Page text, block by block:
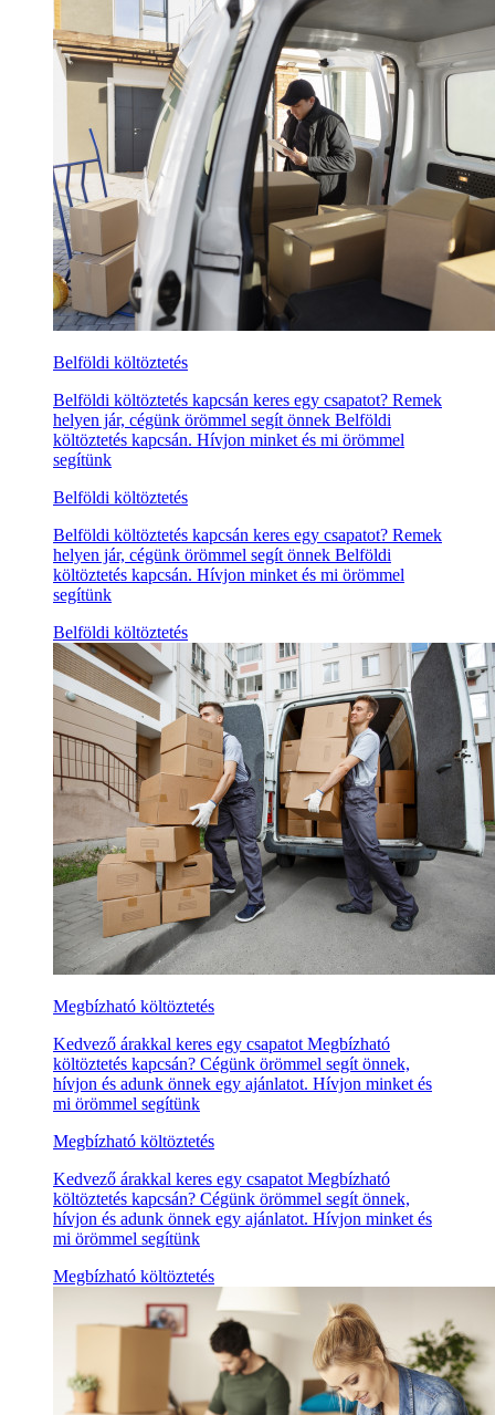
Belföldi költöztetés
Belföldi költöztetés kapcsán keres egy csapatot? Remek
helyen jár, cégünk örömmel segít önnek Belföldi
költöztetés kapcsán. Hívjon minket és mi örömmel
segítünk
Belföldi költöztetés
Belföldi költöztetés kapcsán keres egy csapatot? Remek
helyen jár, cégünk örömmel segít önnek Belföldi
költöztetés kapcsán. Hívjon minket és mi örömmel
segítünk
Belföldi költöztetés
Megbízható költöztetés
Kedvező árakkal keres egy csapatot Megbízható
költöztetés kapcsán? Cégünk örömmel segít önnek,
hívjon és adunk önnek egy ajánlatot. Hívjon minket és
mi örömmel segítünk
Megbízható költöztetés
Kedvező árakkal keres egy csapatot Megbízható
költöztetés kapcsán? Cégünk örömmel segít önnek,
hívjon és adunk önnek egy ajánlatot. Hívjon minket és
mi örömmel segítünk
Megbízható költöztetés